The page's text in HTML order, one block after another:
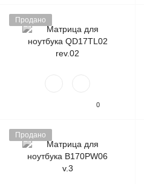
Продано
0
Продано